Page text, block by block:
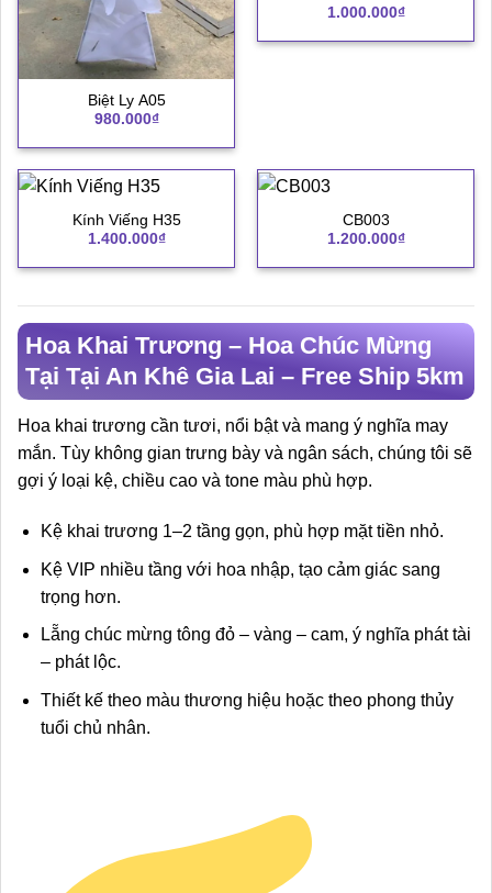
Biệt Ly A05
980.000₫
1.000.000₫
Kính Viếng H35
1.400.000₫
CB003
1.200.000₫
Hoa Khai Trương – Hoa Chúc Mừng
Tại Tại An Khê Gia Lai – Free Ship 5km
Hoa khai trương cần tươi, nổi bật và mang ý nghĩa may
mắn. Tùy không gian trưng bày và ngân sách, chúng tôi sẽ
gợi ý loại kệ, chiều cao và tone màu phù hợp.
Kệ khai trương 1–2 tầng gọn, phù hợp mặt tiền nhỏ.
Kệ VIP nhiều tầng với hoa nhập, tạo cảm giác sang
trọng hơn.
Lẵng chúc mừng tông đỏ – vàng – cam, ý nghĩa phát tài
– phát lộc.
Thiết kế theo màu thương hiệu hoặc theo phong thủy
tuổi chủ nhân.